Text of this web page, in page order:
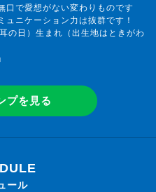
口で愛想がない変わりものです
ュニケーション力は抜群です！
の日）生まれ（出生地はときがわ
プを見る
ール